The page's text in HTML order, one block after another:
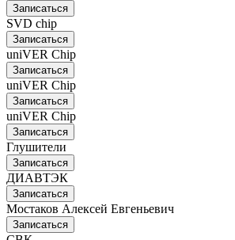
Записаться
SVD chip
Записаться
uniVER Chip
Записаться
uniVER Chip
Записаться
uniVER Chip
Записаться
Глушители
Записаться
ДИАВТЭК
Записаться
Мостаков Алексей Евгеньевич
Записаться